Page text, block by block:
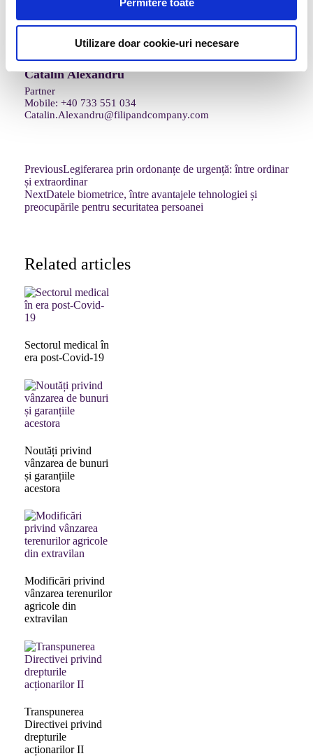
Utilizare doar cookie-uri necesare
Cătălin Alexandru
Partner
Mobile: +40 733 551 034
Catalin.Alexandru@filipandcompany.com
PreviousLegiferarea prin ordonanțe de urgență: între ordinar
și extraordinar
NextDatele biometrice, între avantajele tehnologiei și
preocupările pentru securitatea persoanei
Related articles
Sectorul medical în
era post-Covid-19
Noutăți privind
vânzarea de bunuri
și garanțiile
acestora
Modificări privind
vânzarea terenurilor
agricole din
extravilan
Transpunerea
Directivei privind
drepturile
acționarilor II